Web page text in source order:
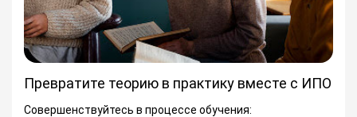
Превратите теорию в практику вместе с ИПО
Совершенствуйтесь в процессе обучения: